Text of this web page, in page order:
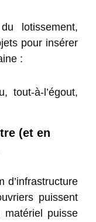
lotissement,
pour insérer
:
tout-à-l’égout,
(et en
d’infrastructure
puissent
puisse